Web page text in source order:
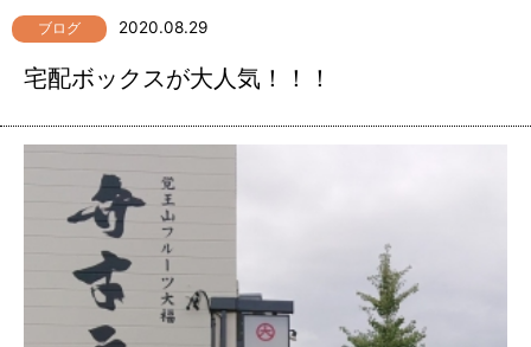
ブログ 2020.08.29
宅配ボックスが大人気！！！